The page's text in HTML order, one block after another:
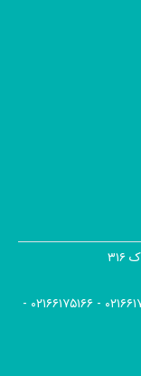
۰۲۱۶۶۴۸۰۸۸۶ - ۰۲۱۶۶۴۸۰۸۸۷ - ۰۲۱۶۶۱۷۵۱۵۷ - ۰۲۱۶۶۱۷۵۱۶۶ -